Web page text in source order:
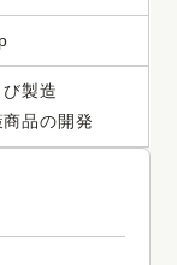
製造
品の開発